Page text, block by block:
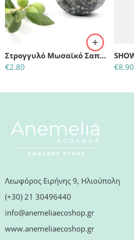
Στρογγυλό Μωσαϊκό Σαπούνι με Γάλα Γαϊδούρας, Ενεργό Άνθρακα, Μελισσοκέρι και Μέλι, 50γρ
€2.80 €8.90
Λεωφόρος Ειρήνης 9, Ηλιούπολη
(+30) 21 30496440
info@anemeliaecoshop.gr
www.anemeliaecoshop.gr